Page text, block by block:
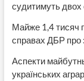
судитимуть двох
Майже 1,4 тисяч
справах ДБР про
Аспекти
українських